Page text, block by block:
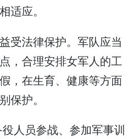
适应。
受法律保护。军队应当
，合理安排女军人的工
，在生育、健康等方面
保护。
人员参战、参加军事训